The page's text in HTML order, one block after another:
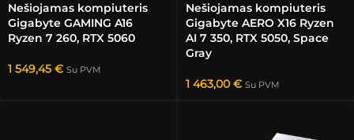
Nešiojamas kompiuteris
Gigabyte GAMING A16
Ryzen 7 260, RTX 5060
1 549,45 € Su PVM
Nešiojamas kompiuteris
Gigabyte AERO X16 Ryzen
AI 7 350, RTX 5050, Space
Gray
1 463,00 € Su PVM